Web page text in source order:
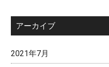
アーカイブ
2021年7月